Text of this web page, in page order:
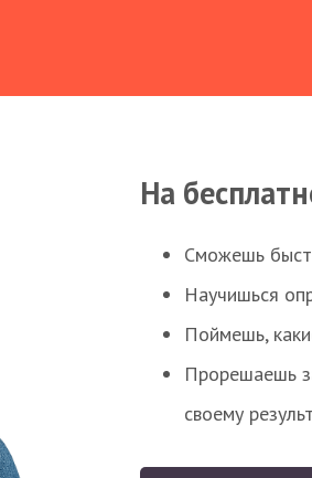
На
Сможешь
Научишься
Поймешь,
Прорешаешь
своему